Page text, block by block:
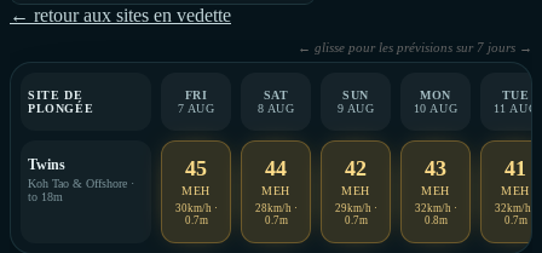
← retour aux sites en vedette
← glisse pour les prévisions sur 7 jours →
SITE DE
PLONGÉE
FRI
7 AUG
SAT
8 AUG
SUN
9 AUG
MON
10 AUG
TUE
11 AUG
Twins
Koh Tao & Offshore ·
to 18m
45
MEH
30km/h ·
0.7m
44
MEH
28km/h ·
0.7m
42
MEH
29km/h ·
0.7m
43
MEH
32km/h ·
0.8m
41
MEH
32km/h ·
0.7m